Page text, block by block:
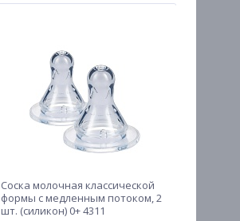
Соска молочная классической
формы с медленным потоком, 2
шт. (силикон) 0+ 4311